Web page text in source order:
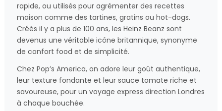
rapide, ou utilisés pour agrémenter des recettes
maison comme des tartines, gratins ou hot-dogs.
Créés il y a plus de 100 ans, les Heinz Beanz sont
devenus une véritable icône britannique, synonyme
de confort food et de simplicité.
Chez Pop’s America, on adore leur goût authentique,
leur texture fondante et leur sauce tomate riche et
savoureuse, pour un voyage express direction Londres
à chaque bouchée.